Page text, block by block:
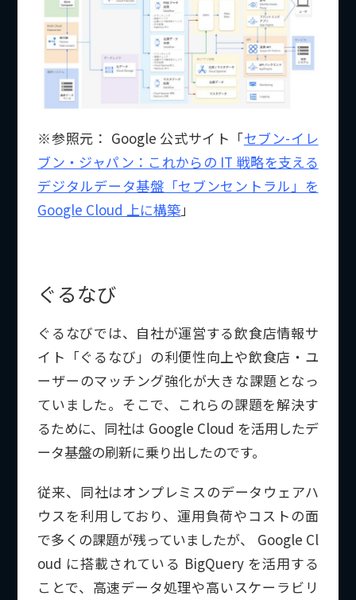
※参照元： Google 公式サイト「セブン-イレ
ブン・ジャパン：これからの IT 戦略を支える
デジタルデータ基盤「セブンセントラル」を
Google Cloud 上に構築」
ぐるなび
ぐるなびでは、自社が運営する飲食店情報サ
イト「ぐるなび」の利便性向上や飲食店・ユ
ーザーのマッチング強化が大きな課題となっ
ていました。そこで、これらの課題を解決す
るために、同社は Google Cloud を活用したデ
ータ基盤の刷新に乗り出したのです。
従来、同社はオンプレミスのデータウェアハ
ウスを利用しており、運用負荷やコストの面
で多くの課題が残っていましたが、 Google Cl
oud に搭載されている BigQuery を活用する
ことで、高速データ処理や高いスケーラビリ